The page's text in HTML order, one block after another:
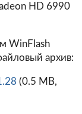
HD 6990
WinFlash
архив:
(0.5 MB,